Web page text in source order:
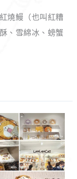
燒鰻（也叫紅糟
、雪綿冰、螃蟹